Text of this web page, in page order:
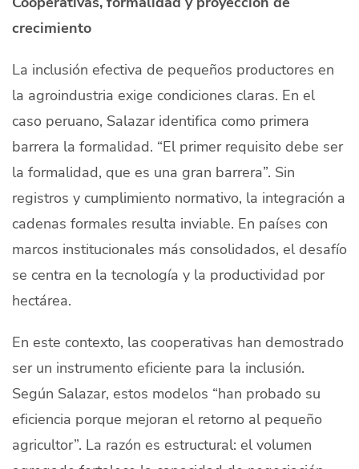
crecimiento
La inclusión efectiva de pequeños productores en
la agroindustria exige condiciones claras. En el
caso peruano, Salazar identifica como primera
barrera la formalidad. “El primer requisito debe ser
la formalidad, que es una gran barrera”. Sin
registros y cumplimiento normativo, la integración a
cadenas formales resulta inviable. En países con
marcos institucionales más consolidados, el desafío
se centra en la tecnología y la productividad por
hectárea.
En este contexto, las cooperativas han demostrado
ser un instrumento eficiente para la inclusión.
Según Salazar, estos modelos “han probado su
eficiencia porque mejoran el retorno al pequeño
agricultor”. La razón es estructural: el volumen